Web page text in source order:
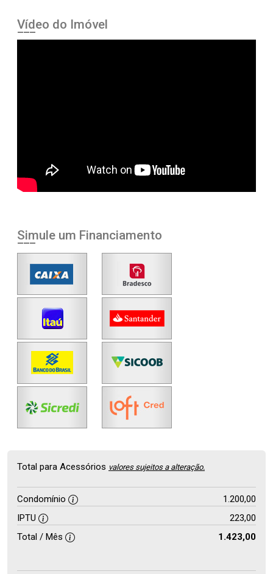
Vídeo do Imóvel
Simule um Financiamento
Total para Acessórios valores sujeitos a alteração.
Condomínio
1.200,00
IPTU
223,00
Total / Mês
1.423,00